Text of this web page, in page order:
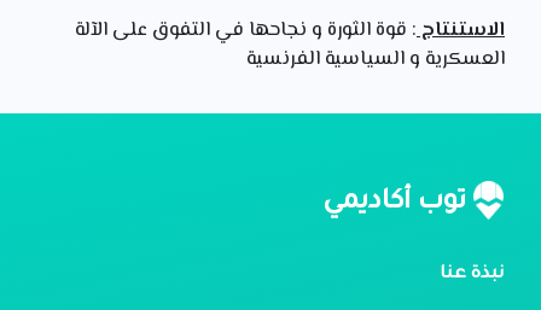
الاستنتاج: قوة الثورة و نجاحها في التفوق على الآلة
العسكرية و السياسية الفرنسية
توب أكاديمي
نبذة عنا